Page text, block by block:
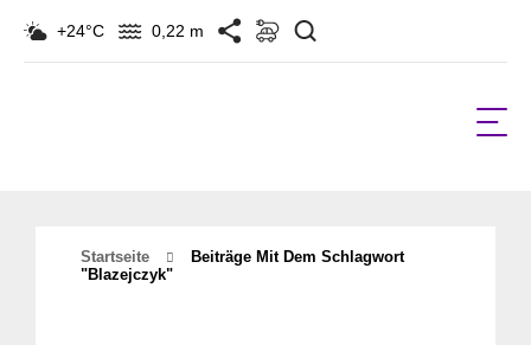
+24°C 0,22 m
Startseite
Beiträge Mit Dem Schlagwort
"Blazejczyk"